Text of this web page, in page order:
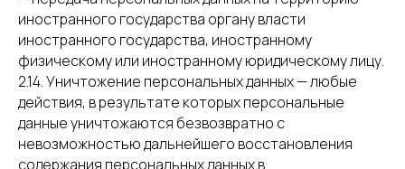
иностранного государства органу власти
иностранного государства, иностранному
физическому или иностранному юридическому лицу.
2.14. Уничтожение персональных данных — любые
действия, в результате которых персональные
данные уничтожаются безвозвратно с
невозможностью дальнейшего восстановления
содержания персональных данных в